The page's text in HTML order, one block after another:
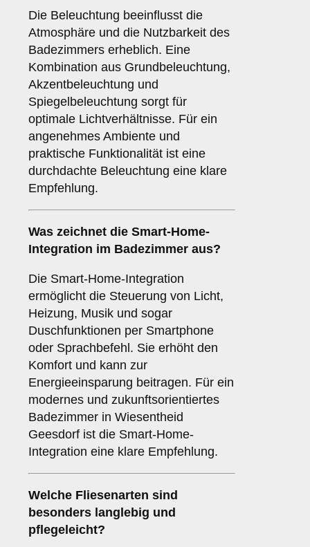
Die Beleuchtung beeinflusst die
Atmosphäre und die Nutzbarkeit des
Badezimmers erheblich. Eine
Kombination aus Grundbeleuchtung,
Akzentbeleuchtung und
Spiegelbeleuchtung sorgt für
optimale Lichtverhältnisse. Für ein
angenehmes Ambiente und
praktische Funktionalität ist eine
durchdachte Beleuchtung eine klare
Empfehlung.
Was zeichnet die Smart-Home-
Integration im Badezimmer aus?
Die Smart-Home-Integration
ermöglicht die Steuerung von Licht,
Heizung, Musik und sogar
Duschfunktionen per Smartphone
oder Sprachbefehl. Sie erhöht den
Komfort und kann zur
Energieeinsparung beitragen. Für ein
modernes und zukunftsorientiertes
Badezimmer in Wiesentheid
Geesdorf ist die Smart-Home-
Integration eine klare Empfehlung.
Welche Fliesenarten sind
besonders langlebig und
pflegeleicht?